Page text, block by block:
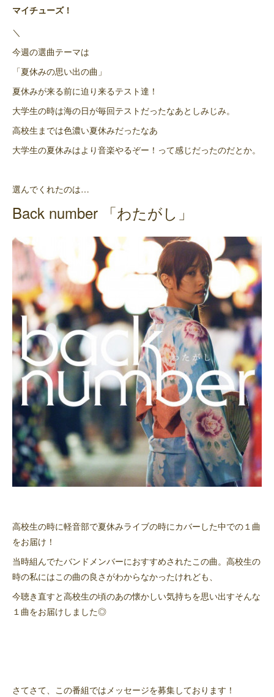
マイチューズ！
＼
今週の選曲テーマは
「夏休みの思い出の曲」
夏休みが来る前に迫り来るテスト達！
大学生の時は海の日が毎回テストだったなあとしみじみ。
高校生までは色濃い夏休みだったなあ
大学生の夏休みはより音楽やるぞー！って感じだったのだとか。
選んでくれたのは…
Back number 「わたがし」
高校生の時に軽音部で夏休みライブの時にカバーした中での１曲
をお届け！
当時組んでたバンドメンバーにおすすめされたこの曲。高校生の
時の私にはこの曲の良さがわからなかったけれども、
今聴き直すと高校生の頃のあの懐かしい気持ちを思い出すそんな
１曲をお届けしました◎
さてさて、この番組ではメッセージを募集しております！